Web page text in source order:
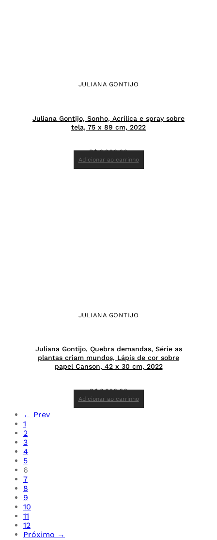
JULIANA GONTIJO
Juliana Gontijo, Sonho, Acrílica e spray sobre
tela, 75 x 89 cm, 2022
R$8.000,00
Adicionar ao carrinho
JULIANA GONTIJO
Juliana Gontijo, Quebra demandas, Série as
plantas criam mundos, Lápis de cor sobre
papel Canson, 42 x 30 cm, 2022
R$3.300,00
Adicionar ao carrinho
← Prev
1
2
3
4
5
6
7
8
9
10
11
12
Próximo →